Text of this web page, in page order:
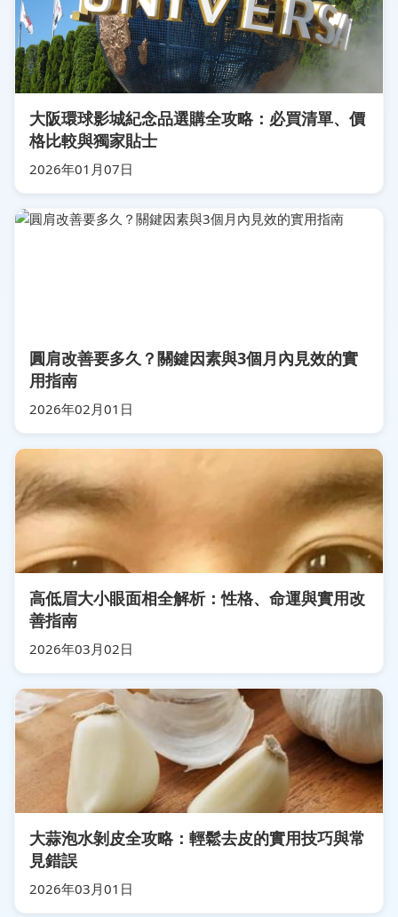
大阪環球影城紀念品選購全攻略：必買清單、價
格比較與獨家貼士
2026年01月07日
圓肩改善要多久？關鍵因素與3個月內見效的實
用指南
2026年02月01日
高低眉大小眼面相全解析：性格、命運與實用改
善指南
2026年03月02日
大蒜泡水剝皮全攻略：輕鬆去皮的實用技巧與常
見錯誤
2026年03月01日